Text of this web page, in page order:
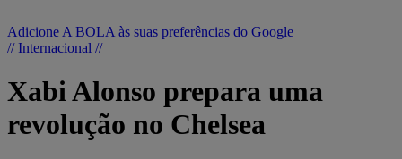
Adicione A BOLA às suas preferências do Google
// Internacional //
Xabi Alonso prepara uma
revolução no Chelsea